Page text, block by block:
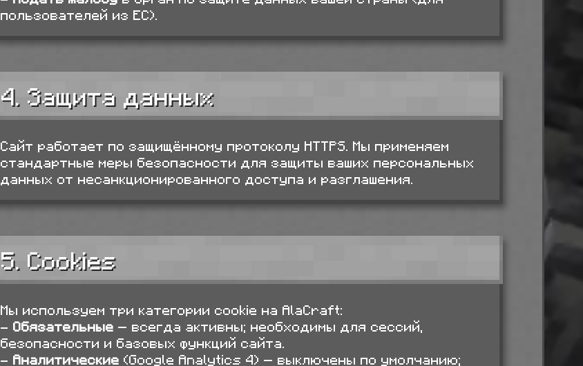
пользователей из ЕС).
4. Защита данных
Сайт работает по защищённому протоколу HTTPS. Мы применяем
стандартные меры безопасности для защиты ваших персональных
данных от несанкционированного доступа и разглашения.
5. Cookies
Мы используем три категории cookie на AlaCraft:
- Обязательные — всегда активны; необходимы для сессий,
безопасности и базовых функций сайта.
- Аналитические (Google Analytics 4) — выключены по умолчанию;